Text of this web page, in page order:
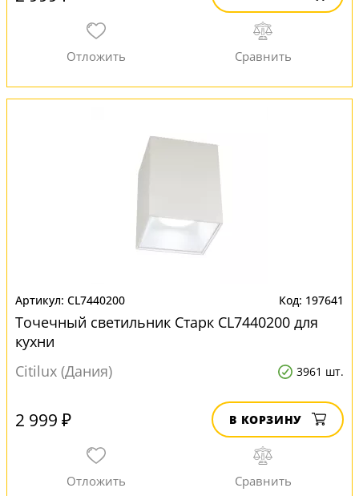
CL7440200 197641
Точечный светильник Старк CL7440200 для
кухни
Citilux (Дания)
3961 шт.
2 999 ₽ В КОРЗИНУ